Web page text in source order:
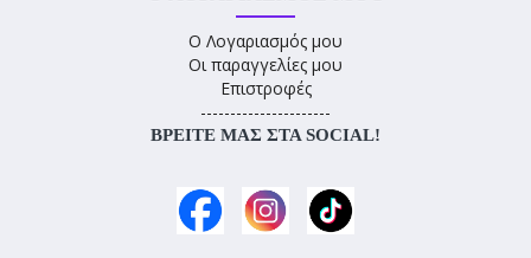
Ο Λογαριασμός μου
Οι παραγγελίες μου
Επιστροφές
----------------------
ΒΡΕΊΤΕ ΜΑΣ ΣΤΑ SOCIAL!